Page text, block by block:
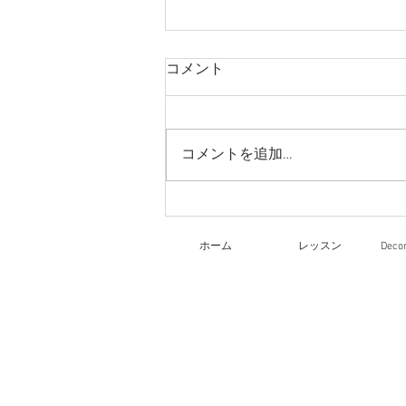
リーガロイヤルホテル大阪
コメント
コメントを追加…
ホーム レッスン